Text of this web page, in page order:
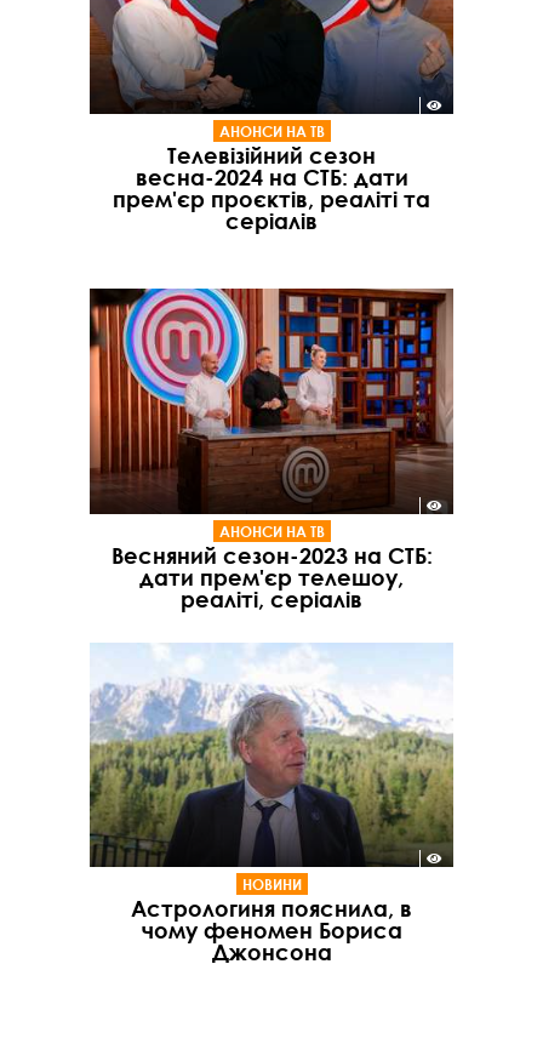
АНОНСИ НА ТВ
Телевізійний сезон
весна-2024 на СТБ: дати
прем'єр проєктів, реаліті та
серіалів
АНОНСИ НА ТВ
Весняний сезон-2023 на СТБ:
дати прем'єр телешоу,
реаліті, серіалів
НОВИНИ
Астрологиня пояснила, в
чому феномен Бориса
Джонсона